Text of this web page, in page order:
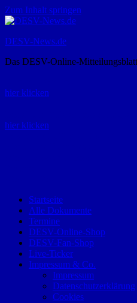
Zum Inhalt springen
DESV-News.de
Das DESV-Online-Mitteilungsblatt
hier klicken
hier klicken
Startseite
Alle Dokumente
Termine
DESV-Online-Shop
DESV-Fan-Shop
Live-Ticker
Impressum & Co.
Impressum
Datenschutzerklärung
Cookies